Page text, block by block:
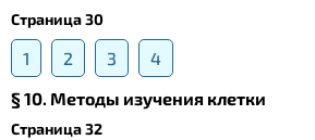
Страница 30
1 2 3
4
§ 10. Методы изучения клетки
Страница 32